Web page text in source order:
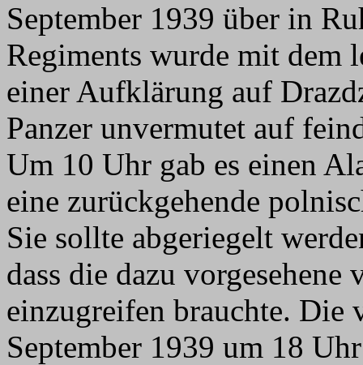
September 1939 über in
Regiments wurde mit dem
einer Aufklärung auf
Panzer unvermutet auf
Um 10 Uhr gab es einen
eine zurückgehende
Sie sollte abgeriegelt
dass die dazu
einzugreifen brauchte. Die
September 1939 um 18